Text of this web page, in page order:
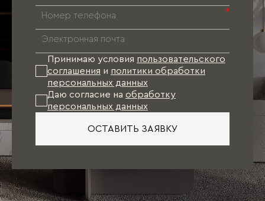
*
Принимаю условия пользовательского
соглашения и политики обработки
персональных данных
Даю согласие на обработку
персональных данных
ОСТАВИТЬ ЗАЯВКУ